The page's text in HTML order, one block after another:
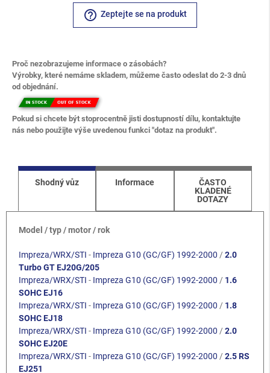
help_outline Zeptejte se na produkt
Proč nezobrazujeme informace o zásobách?
Výrobky, které nemáme skladem, můžeme často odeslat do 2-3 dnů
od objednání.
Pokud si chcete být stoprocentně jisti dostupností dílu, kontaktujte
nás nebo použijte výše uvedenou funkci "dotaz na produkt".
Shodný vůz Informace
ČASTO
KLADENÉ
DOTAZY
Model / typ / motor / rok
Impreza/WRX/STI - Impreza G10 (GC/GF) 1992-2000 /2.0
Turbo GT EJ20G/205
Impreza/WRX/STI - Impreza G10 (GC/GF) 1992-2000 / 1.6
SOHC EJ16
Impreza/WRX/STI - Impreza G10 (GC/GF) 1992-2000 / 1.8
SOHC EJ18
Impreza/WRX/STI - Impreza G10 (GC/GF) 1992-2000 /2.0
SOHC EJ20E
Impreza/WRX/STI - Impreza G10 (GC/GF) 1992-2000 /2.5 RS
EJ251